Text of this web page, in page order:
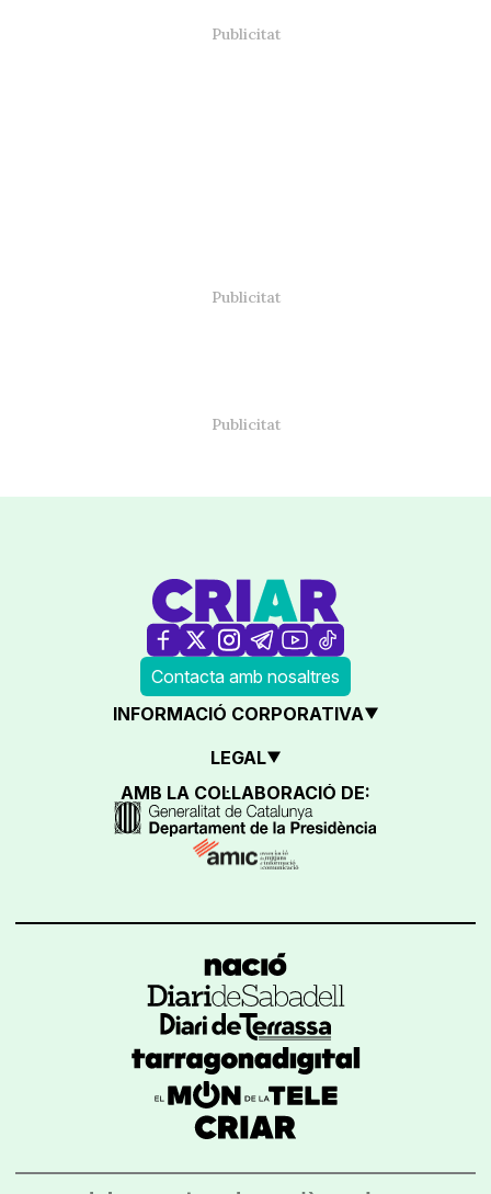
Contacta amb nosaltres
INFORMACIÓ CORPORATIVA
LEGAL
AMB LA COL·LABORACIÓ DE: